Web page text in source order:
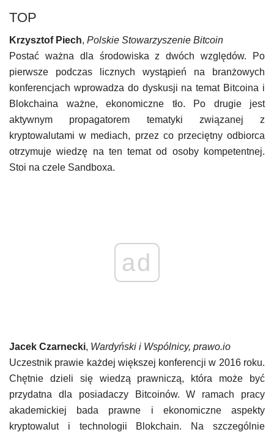
TOP
Krzysztof Piech, Polskie Stowarzyszenie Bitcoin
Postać ważna dla środowiska z dwóch względów. Po
pierwsze podczas licznych wystąpień na branżowych
konferencjach wprowadza do dyskusji na temat Bitcoina i
Blokchaina ważne, ekonomiczne tło. Po drugie jest
aktywnym propagatorem tematyki związanej z
kryptowalutami w mediach, przez co przeciętny odbiorca
otrzymuje wiedzę na ten temat od osoby kompetentnej.
Stoi na czele Sandboxa.
ad
Jacek Czarnecki, Wardyński i Wspólnicy, prawo.io
Uczestnik prawie każdej większej konferencji w 2016 roku.
Chętnie dzieli się wiedzą prawniczą, która może być
przydatna dla posiadaczy Bitcoinów. W ramach pracy
akademickiej bada prawne i ekonomiczne aspekty
kryptowalut i technologii Blokchain. Na szczególnie